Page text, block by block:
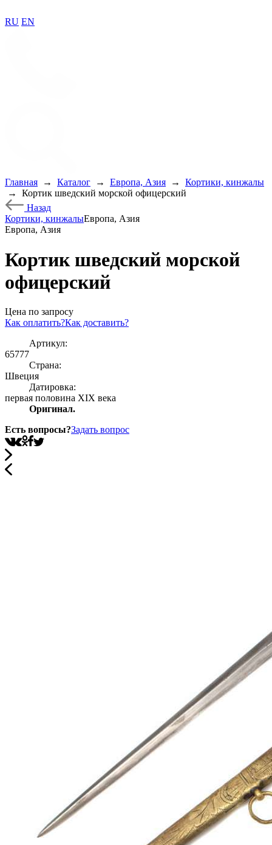
RU EN
Главная → Каталог → Европа, Азия →
Кортики, кинжалы
→
Кортик шведский морской офицерский
Назад
Кортики, кинжалыЕвропа, Азия
Европа, Азия
Кортик шведский морской
офицерский
Цена по запросу
Как оплатить?Как доставить?
Артикул:
65777
Страна:
Швеция
Датировка:
первая половина XIX века
Оригинал.
Есть вопросы?Задать вопрос